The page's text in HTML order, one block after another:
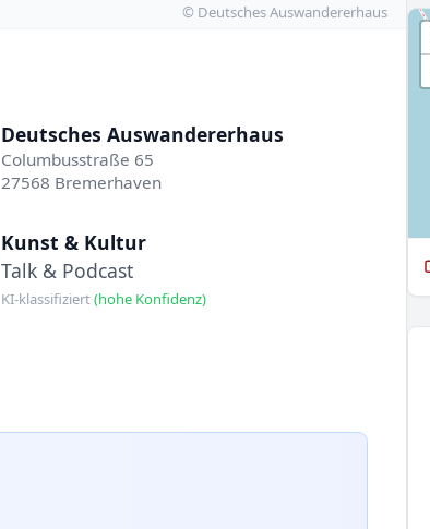
© Deutsches Auswandererhaus
Deutsches Auswandererhaus
Columbusstraße 65
27568 Bremerhaven
Kunst & Kultur
Talk & Podcast
KI-klassifiziert(hohe Konfidenz)